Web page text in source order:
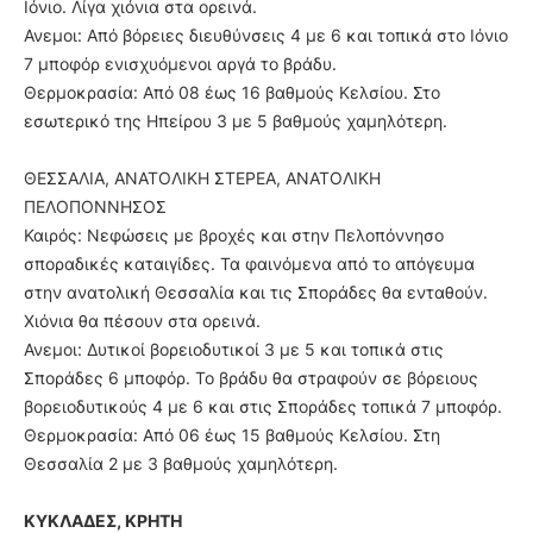
Ιόνιο. Λίγα χιόνια στα ορεινά.
Ανεμοι: Από βόρειες διευθύνσεις 4 με 6 και τοπικά στο Ιόνιο
7 μποφόρ ενισχυόμενοι αργά το βράδυ.
Θερμοκρασία: Από 08 έως 16 βαθμούς Κελσίου. Στο
εσωτερικό της Ηπείρου 3 με 5 βαθμούς χαμηλότερη.
ΘΕΣΣΑΛΙΑ, ΑΝΑΤΟΛΙΚΗ ΣΤΕΡΕΑ, ΑΝΑΤΟΛΙΚΗ
ΠΕΛΟΠΟΝΝΗΣΟΣ
Καιρός: Νεφώσεις με βροχές και στην Πελοπόννησο
σποραδικές καταιγίδες. Τα φαινόμενα από το απόγευμα
στην ανατολική Θεσσαλία και τις Σποράδες θα ενταθούν.
Χιόνια θα πέσουν στα ορεινά.
Ανεμοι: Δυτικοί βορειοδυτικοί 3 με 5 και τοπικά στις
Σποράδες 6 μποφόρ. Το βράδυ θα στραφούν σε βόρειους
βορειοδυτικούς 4 με 6 και στις Σποράδες τοπικά 7 μποφόρ.
Θερμοκρασία: Από 06 έως 15 βαθμούς Κελσίου. Στη
Θεσσαλία 2 με 3 βαθμούς χαμηλότερη.
ΚΥΚΛΑΔΕΣ, ΚΡΗΤΗ